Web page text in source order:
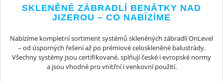
SKLENĚNÉ ZÁBRADLÍ BENÁTKY NAD
JIZEROU – CO NABÍZÍME
Nabízíme kompletní sortiment systémů skleněných zábradlí OnLevel
– od úsporných řešení až po prémiové celoskleněné balustrády.
Všechny systémy jsou certifikované, splňují české i evropské normy
a jsou vhodné pro vnitřní i venkovní použití.